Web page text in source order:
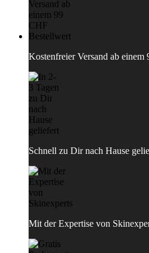
Kostenfreier Versand ab
Schnell zu Dir nach Hause
Mit der Expertise von